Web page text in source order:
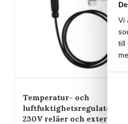
Vi
till
Temperatur- och
luftfuktighetsregulator med
230V reläer och extern